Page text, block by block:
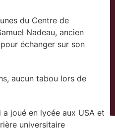
du Centre de
Nadeau, ancien
échanger sur son
aucun tabou lors de
joué en lycée aux USA et
universitaire